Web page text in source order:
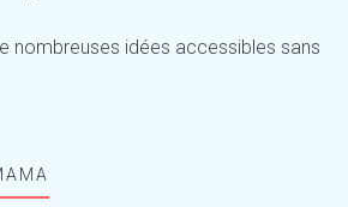
nombreuses idées accessibles sans